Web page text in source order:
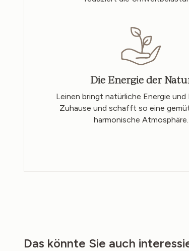
Die Energie der
Leinen bringt natürliche Energie und
Zuhause und schafft so eine
harmonische Atmosphäre.
Das könnte Sie auch